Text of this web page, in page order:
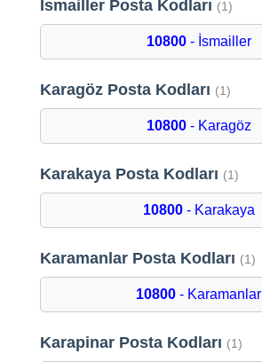
İsmailler Posta Kodları (1)
10800- İsmailler
Karagöz Posta Kodları (1)
10800- Karagöz
Karakaya Posta Kodları (1)
10800- Karakaya
Karamanlar Posta Kodları (1)
10800 - Karamanlar
Karapinar Posta Kodları (1)